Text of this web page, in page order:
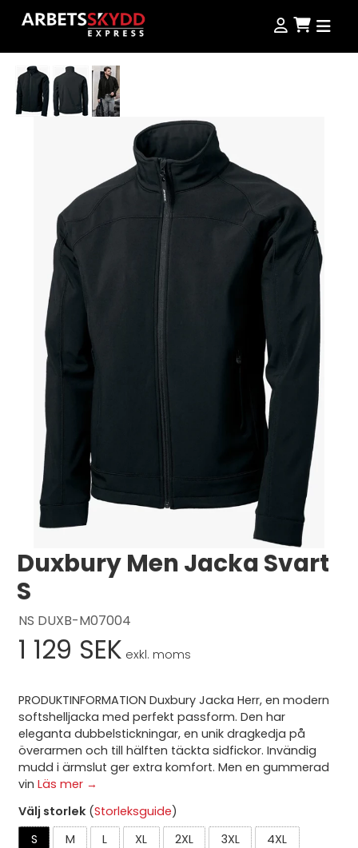
Produkter
Kampanjer
NordWear
Outlet
Se alla produkter
Guider
Köpvillkor
Storleksguide
Jobba hos oss
Logga in
Svenska Dansk
Duxbury Men Jacka Svart
S
NS DUXB-M07004
1 129 SEK exkl. moms
PRODUKTINFORMATION Duxbury Jacka Herr, en modern
softshelljacka med perfekt passform. Den har
eleganta dubbelstickningar, en unik dragkedja på
överarmen och till hälften täckta sidfickor. Invändig
mudd i ärmslut ger extra komfort. Men en gummerad
vinLäs mer →
Välj storlek (Storleksguide)
S
M L XL 2XL 3XL 4XL